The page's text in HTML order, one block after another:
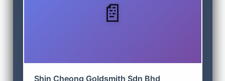
Shin Cheong Goldsmith Sdn Bhd